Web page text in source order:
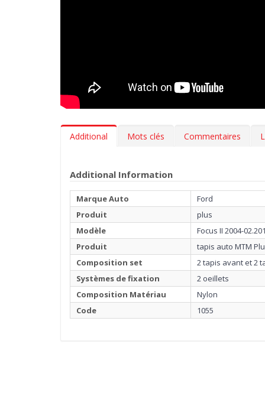
Additional Mots clés Commentaires
Additional Information
Marque Auto
Ford
Produit
plus
Modèle
Focus II 2004-
Produit
tapis auto MTM
Composition set
2 tapis avant et 2
Systèmes de fixation
2 oeillets
Composition Matériau
Nylon
Code
1055